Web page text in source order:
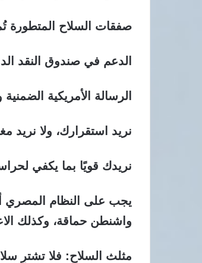
صفقات السلاح المتطورة
الدعم في صندوق النقد
الرسالة الأمريكية
نريد استقرارك، ولا نريد
نريدك قويًا بما يكفي
يجب على النظام المصري
واشنطن حماقة، وكذلك
مثلث السلاح: فلا تشترِ